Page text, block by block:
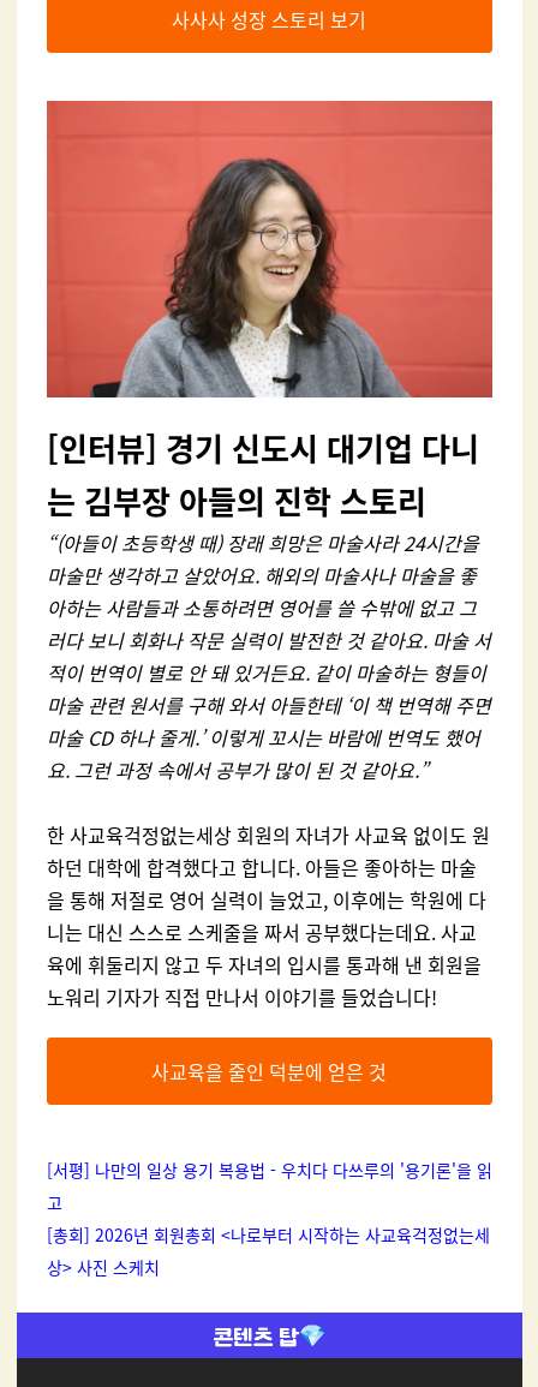
사사사 성장 스토리 보기
[인터뷰] 경기 신도시 대기업 다니
는 김부장 아들의 진학 스토리
“(아들이 초등학생 때) 장래 희망은 마술사라 24시간을
마술만 생각하고 살았어요. 해외의 마술사나 마술을 좋
아하는 사람들과 소통하려면 영어를 쓸 수밖에 없고 그
러다 보니 회화나 작문 실력이 발전한 것 같아요. 마술 서
적이 번역이 별로 안 돼 있거든요. 같이 마술하는 형들이
마술 관련 원서를 구해 와서 아들한테 ‘이 책 번역해 주면
마술 CD 하나 줄게.’ 이렇게 꼬시는 바람에 번역도 했어
요. 그런 과정 속에서 공부가 많이 된 것 같아요.”
한 사교육걱정없는세상 회원의 자녀가 사교육 없이도 원
하던 대학에 합격했다고 합니다. 아들은 좋아하는 마술
을 통해 저절로 영어 실력이 늘었고, 이후에는 학원에 다
니는 대신 스스로 스케줄을 짜서 공부했다는데요. 사교
육에 휘둘리지 않고 두 자녀의 입시를 통과해 낸 회원을
노워리 기자가 직접 만나서 이야기를 들었습니다!
사교육을 줄인 덕분에 얻은 것
[서평] 나만의 일상 용기 복용법 - 우치다 다쓰루의 '용기론'을 읽
고
[총회] 2026년 회원총회 <나로부터 시작하는 사교육걱정없는세
상> 사진 스케치